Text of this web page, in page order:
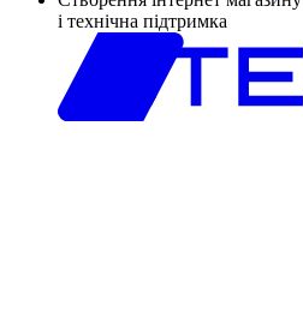
і технічна підтримка